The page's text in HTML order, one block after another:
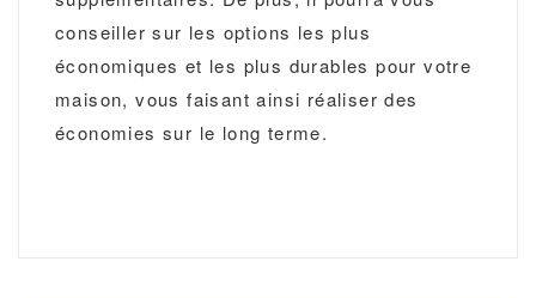
conseiller sur les options les plus
économiques et les plus durables pour votre
maison, vous faisant ainsi réaliser des
économies sur le long terme.